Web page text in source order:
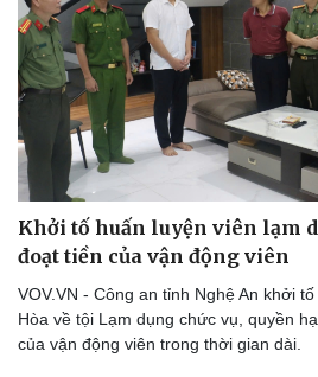
Khởi tố huấn luyện viên lạm
đoạt tiền của vận động viên
VOV.VN - Công an tỉnh Nghệ An khởi
Hòa về tội Lạm dụng chức vụ, quyền
của vận động viên trong thời gian dài.